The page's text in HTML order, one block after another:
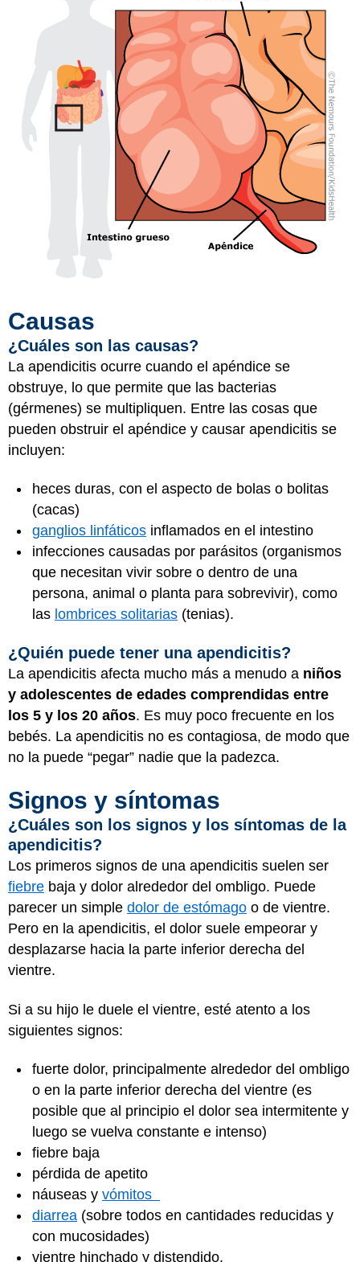
Causas
¿Cuáles son las causas?
La apendicitis ocurre cuando el apéndice se
obstruye, lo que permite que las bacterias
(gérmenes) se multipliquen. Entre las cosas que
pueden obstruir el apéndice y causar apendicitis se
incluyen:
heces duras, con el aspecto de bolas o bolitas
(cacas)
ganglios linfáticos inflamados en el intestino
infecciones causadas por parásitos (organismos
que necesitan vivir sobre o dentro de una
persona, animal o planta para sobrevivir), como
las lombrices solitarias (tenias).
¿Quién puede tener una apendicitis?
La apendicitis afecta mucho más a menudo a niños
y adolescentes de edades comprendidas entre
los 5 y los 20 años. Es muy poco frecuente en los
bebés. La apendicitis no es contagiosa, de modo que
no la puede “pegar” nadie que la padezca.
Signos y síntomas
¿Cuáles son los signos y los síntomas de la
apendicitis?
Los primeros signos de una apendicitis suelen ser
fiebre baja y dolor alrededor del ombligo. Puede
parecer un simple dolor de estómago o de vientre.
Pero en la apendicitis, el dolor suele empeorar y
desplazarse hacia la parte inferior derecha del
vientre.
Si a su hijo le duele el vientre, esté atento a los
siguientes signos:
fuerte dolor, principalmente alrededor del ombligo
o en la parte inferior derecha del vientre (es
posible que al principio el dolor sea intermitente y
luego se vuelva constante e intenso)
fiebre baja
pérdida de apetito
náuseas y vómitos
diarrea (sobre todos en cantidades reducidas y
con mucosidades)
vientre hinchado y distendido.